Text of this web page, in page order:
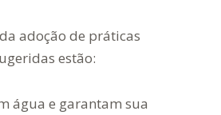
adoção de práticas
estão:
água e garantam sua